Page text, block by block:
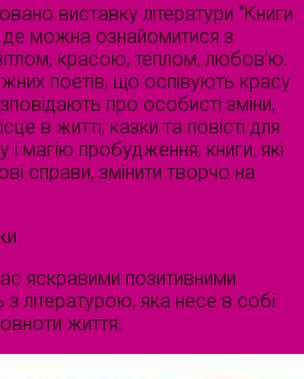
виставку літератури “Книги
можна ознайомитися з
красою, теплом, любов’ю:
поетів, що оспівують красу
про особисті зміни,
в житті; казки та повісті для
і магію пробудження; книги, які
справи, змінити творчо на
яскравими позитивними
літературою, яка несе в собі
життя.